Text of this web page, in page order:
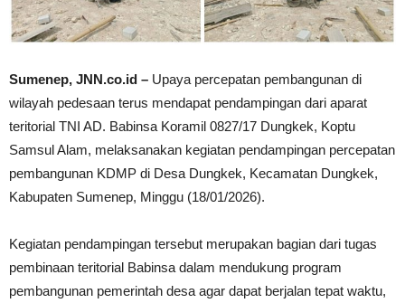
Sumenep, JNN.co.id – Upaya percepatan pembangunan di
wilayah pedesaan terus mendapat pendampingan dari aparat
teritorial TNI AD. Babinsa Koramil 0827/17 Dungkek, Koptu
Samsul Alam, melaksanakan kegiatan pendampingan percepatan
pembangunan KDMP di Desa Dungkek, Kecamatan Dungkek,
Kabupaten Sumenep, Minggu (18/01/2026).
Kegiatan pendampingan tersebut merupakan bagian dari tugas
pembinaan teritorial Babinsa dalam mendukung program
pembangunan pemerintah desa agar dapat berjalan tepat waktu,